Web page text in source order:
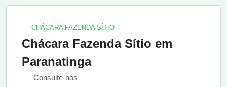
CHÁCARA FAZENDA SÍTIO
Chácara Fazenda Sítio em
Paranatinga
Consulte-nos